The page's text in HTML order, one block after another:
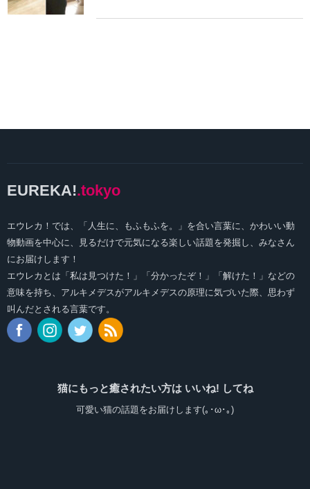
EUREKA!.tokyo
エウレカ！では、「人生に、もふもふを。」を合い言葉に、かわいい動
物動画を中心に、見るだけで元気になる楽しい話題を発掘し、みなさん
にお届けします！
エウレカとは「私は見つけた！」「分かったぞ！」「解けた！」などの
意味を持ち、アルキメデスがアルキメデスの原理に気づいた際、思わず
叫んだとされる言葉です。
猫にもっと癒されたい方は いいね! してね
可愛い猫の話題をお届けします(｡･ω･｡)